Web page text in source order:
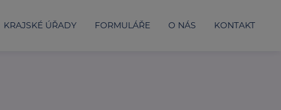
KRAJSKÉ ÚŘADY FORMULÁŘE O NÁS KONTAKT